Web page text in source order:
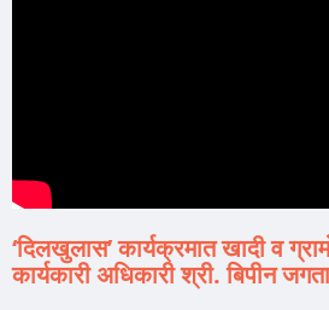
‘दिलखुलास’ कार्यक्रमात खादी व
कार्यकारी अधिकारी श्री. बिपीन